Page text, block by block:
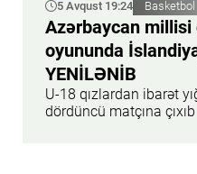
5 Avqust 19:24 Basketbol
Azərbaycan millisi
oyununda
YENİLƏNİB
U-18 qızlardan ibarət
dördüncü matçına çıxıb